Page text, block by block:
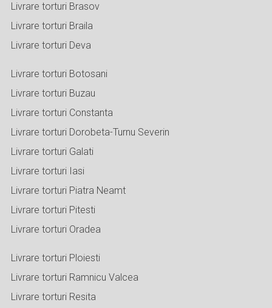
Livrare torturi Brasov
Livrare torturi Braila
Livrare torturi Deva
Livrare torturi Botosani
Livrare torturi Buzau
Livrare torturi Constanta
Livrare torturi Dorobeta-Turnu Severin
Livrare torturi Galati
Livrare torturi Iasi
Livrare torturi Piatra Neamt
Livrare torturi Pitesti
Livrare torturi Oradea
Livrare torturi Ploiesti
Livrare torturi Ramnicu Valcea
Livrare torturi Resita